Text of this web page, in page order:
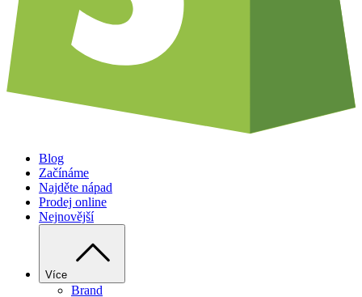
Blog
Začínáme
Najděte nápad
Prodej online
Nejnovější
Více
Brand